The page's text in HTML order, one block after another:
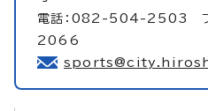
電話：082-504-2503
2066